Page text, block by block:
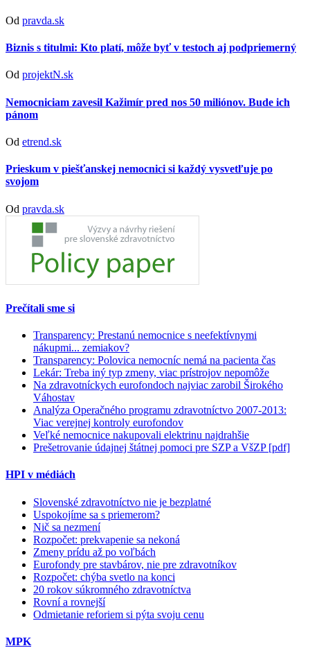
Od pravda.sk
Biznis s titulmi: Kto platí, môže byť v testoch aj podpriemerný
Od projektN.sk
Nemocniciam zavesil Kažimír pred nos 50 miliónov. Bude ich
pánom
Od etrend.sk
Prieskum v piešťanskej nemocnici si každý vysvetľuje po
svojom
Od pravda.sk
Prečítali sme si
Transparency: Prestanú nemocnice s neefektívnymi
nákupmi... zemiakov?
Transparency: Polovica nemocníc nemá na pacienta čas
Lekár: Treba iný typ zmeny, viac prístrojov nepomôže
Na zdravotníckych eurofondoch najviac zarobil Širokého
Váhostav
Analýza Operačného programu zdravotníctvo 2007-2013:
Viac verejnej kontroly eurofondov
Veľké nemocnice nakupovali elektrinu najdrahšie
Prešetrovanie údajnej štátnej pomoci pre SZP a VšZP [pdf]
HPI v médiách
Slovenské zdravotníctvo nie je bezplatné
Uspokojíme sa s priemerom?
Nič sa nezmení
Rozpočet: prekvapenie sa nekoná
Zmeny prídu až po voľbách
Eurofondy pre stavbárov, nie pre zdravotníkov
Rozpočet: chýba svetlo na konci
20 rokov súkromného zdravotníctva
Rovní a rovnejší
Odmietanie reforiem si pýta svoju cenu
MPK